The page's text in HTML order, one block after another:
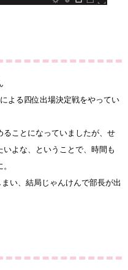
よる四位出場決定戦をやってい
ことになっていましたが、せ
よな、ということで、時間も
い、結局じゃんけんで部長が出